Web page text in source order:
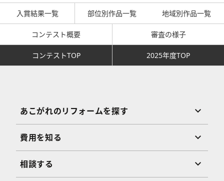
入賞結果一覧 部位別作品一覧 地域別作品一覧
コンテスト概要 審査の様子
コンテストTOP 2025年度TOP
あこがれのリフォームを探す
費用を知る
相談する